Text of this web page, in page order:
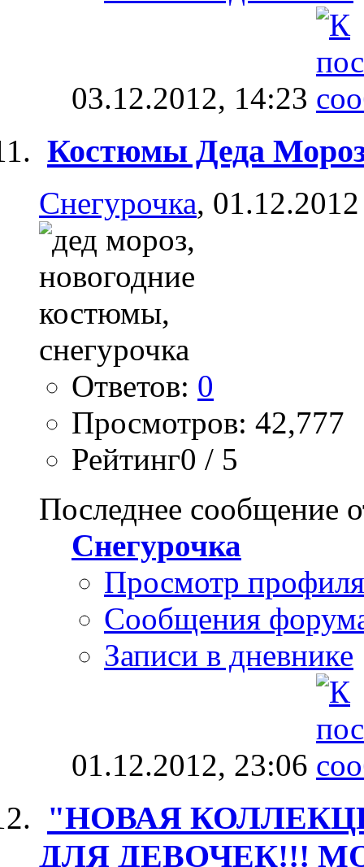
03.12.2012, 14:23
Костюмы Деда
Снегурочка,
Ответов: 0
Просмотров: 42,777
Рейтинг0 / 5
Последнее сообщение
Снегурочка
Просмотр профиля
Сообщения
Записи в дневнике
01.12.2012, 23:06
"НОВАЯ
ДЛЯ ДЕВОЧЕК!!!